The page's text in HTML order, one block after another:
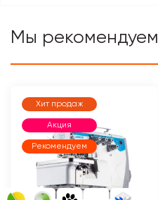
Мы рекомендуем
Хит продаж
Акция
Рекомендуем